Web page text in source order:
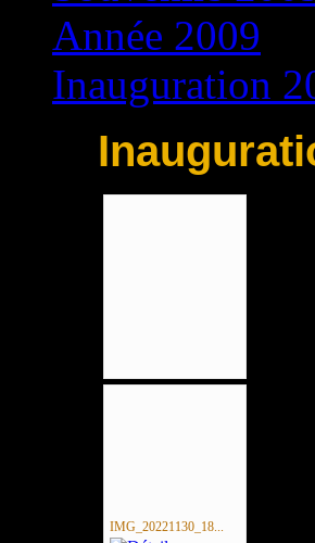
Année 2009
Inauguration
IMG_20221130_18...